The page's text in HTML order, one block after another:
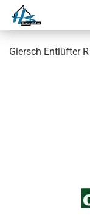
Giersch Entlüfter